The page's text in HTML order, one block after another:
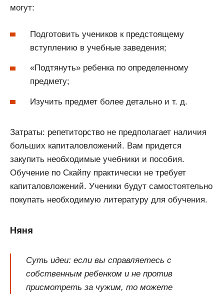
могут:
Подготовить учеников к предстоящему
вступлению в учебные заведения;
«Подтянуть» ребенка по определенному
предмету;
Изучить предмет более детально и т. д.
Затраты: репетиторство не предполагает наличия
больших капиталовложений. Вам придется
закупить необходимые учебники и пособия.
Обучение по Скайпу практически не требует
капиталовложений. Ученики будут самостоятельно
покупать необходимую литературу для обучения.
Няня
Суть идеи: если вы справляетесь с
собственным ребенком и не против
присмотреть за чужим, то можете